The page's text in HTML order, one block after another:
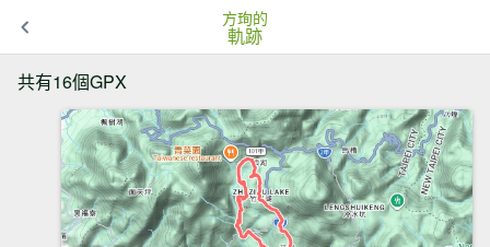
方珣的
軌跡
共有16個GPX